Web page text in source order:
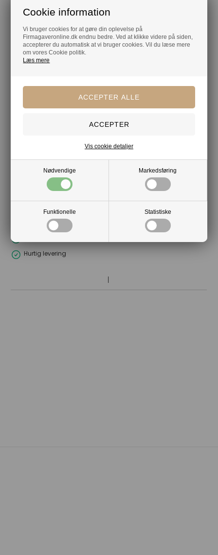
Cookie information
Vi bruger cookies for at gøre din oplevelse på
Firmagaveronline.dk endnu bedre. Ved at klikke videre på siden,
accepterer du automatisk at vi bruger cookies. Vil du læse mere
om vores Cookie politik.
Læs mere
Nødvendige Markedsføring
Funktionelle Statistiske
Vis cookie detaljer
Vægt:2,5 kg
Medfølgende tilbehør
5-i-1 dyse
5 m slange med adapter
Oplader
Hvorfor vælge Black & Decker BCPC18DA-QW?
Denne tryksprøjte er den perfekte kombination af mobilitet,
effektivitet og brugervenlighed. Med et system, der fungerer
sammen med Black & Deckers 18V batteriplatform, får du en
fleksibel rengøringsløsning til både hjem og fritid.
Din tryghed
Lagerførende
Hurtig levering